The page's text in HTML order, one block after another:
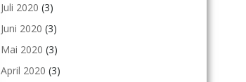
Juli 2020 (3)
Juni 2020 (3)
Mai 2020 (3)
April 2020 (3)